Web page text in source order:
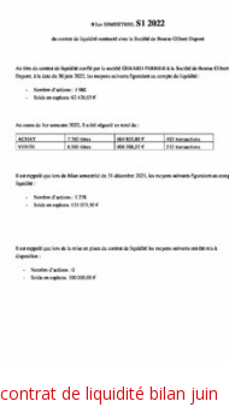
contrat de liquidité bilan juin